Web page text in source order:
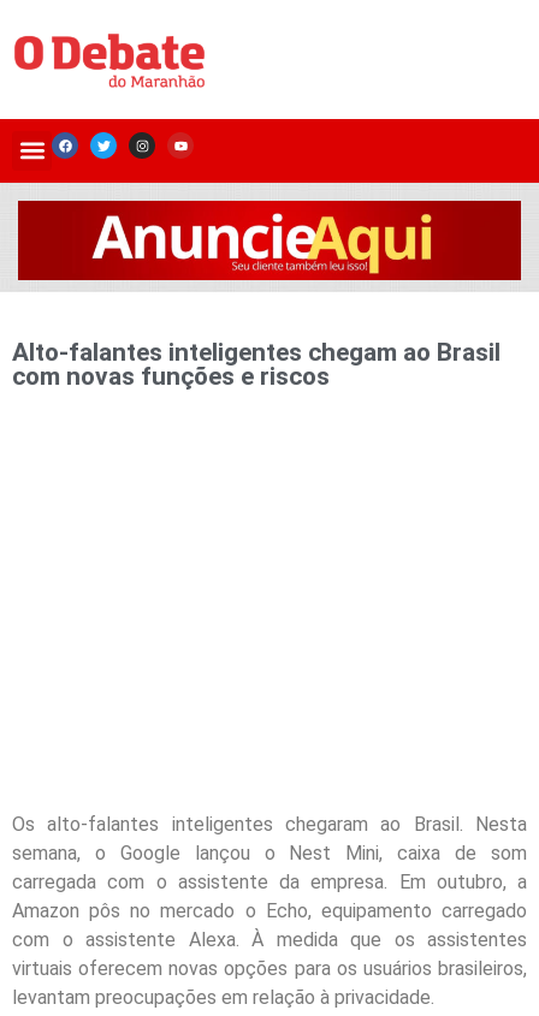
Alto-falantes inteligentes chegam ao Brasil
com novas funções e riscos
Os alto-falantes inteligentes chegaram ao Brasil. Nesta
semana, o Google lançou o Nest Mini, caixa de som
carregada com o assistente da empresa. Em outubro, a
Amazon pôs no mercado o Echo, equipamento carregado
com o assistente Alexa. À medida que os assistentes
virtuais oferecem novas opções para os usuários brasileiros,
levantam preocupações em relação à privacidade.